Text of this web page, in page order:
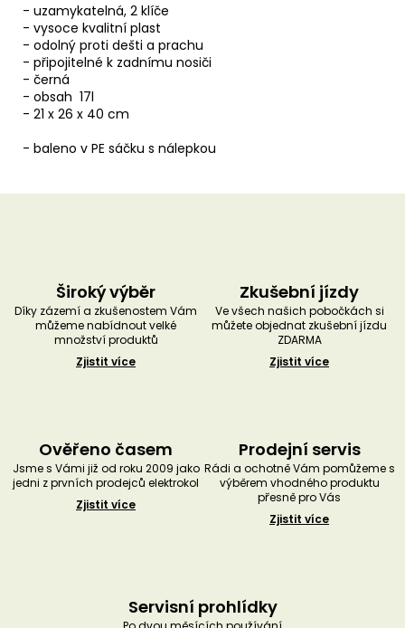
- uzamykatelná, 2 klíče
- vysoce kvalitní plast
- odolný proti dešti a prachu
- připojitelné k zadnímu nosiči
- černá
- obsah 17l
- 21 x 26 x 40 cm
- baleno v PE sáčku s nálepkou
Široký výběr
Díky zázemí a zkušenostem Vám
můžeme nabídnout velké
množství produktů
Zjistit více
Zkušební jízdy
Ve všech našich pobočkách si
můžete objednat zkušební jízdu
ZDARMA
Zjistit více
Ověřeno časem
Jsme s Vámi již od roku 2009 jako
jedni z prvních prodejců elektrokol
Zjistit více
Prodejní servis
Rádi a ochotně Vám pomůžeme s
výběrem vhodného produktu
přesně pro Vás
Zjistit více
Servisní prohlídky